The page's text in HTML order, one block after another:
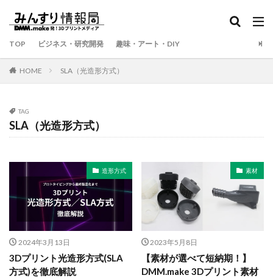
TOP ビジネス・研究開発 趣味・アート・DIY
HOME SLA（光造形方式）
TAG
SLA（光造形方式）
造形方式
2024年3月13日
3Dプリント光造形方式(SLA
方式)を徹底解説
素材
2023年5月8日
【素材が選べて短納期！】
DMM.make 3Dプリント素材